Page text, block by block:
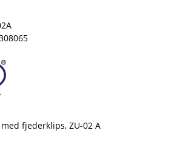
fjederklips, ZU-02 A